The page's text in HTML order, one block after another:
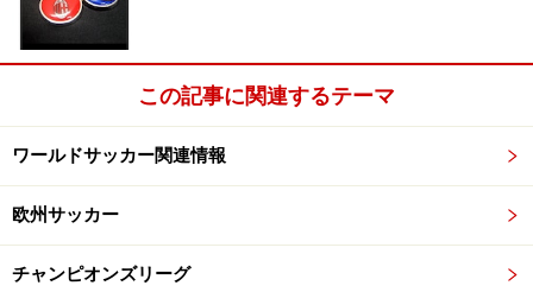
この記事に関連するテーマ
ワールドサッカー関連情報
欧州サッカー
チャンピオンズリーグ